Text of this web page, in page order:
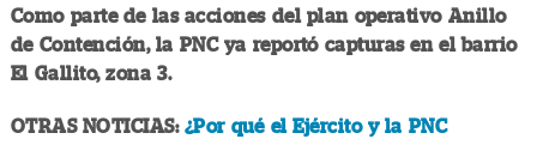
Como parte de las acciones del plan operativo Anillo
de Contención, la PNC ya reportó capturas en el barrio
El Gallito, zona 3.
OTRAS NOTICIAS: ¿Por qué el Ejército y la PNC